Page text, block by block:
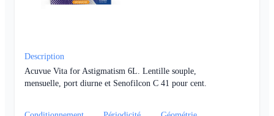
Description
Acuvue Vita for Astigmatism 6L. Lentille souple,
mensuelle, port diurne et Senofilcon C 41 pour cent.